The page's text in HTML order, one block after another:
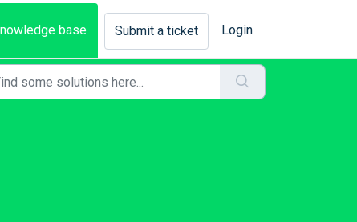
base Submit a ticket Login